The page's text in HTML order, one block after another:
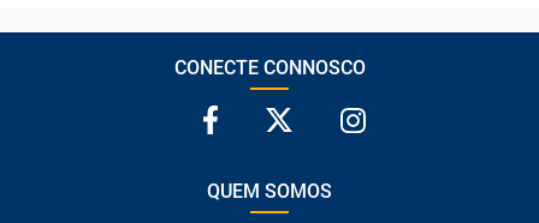
CONECTE CONNOSCO
QUEM SOMOS